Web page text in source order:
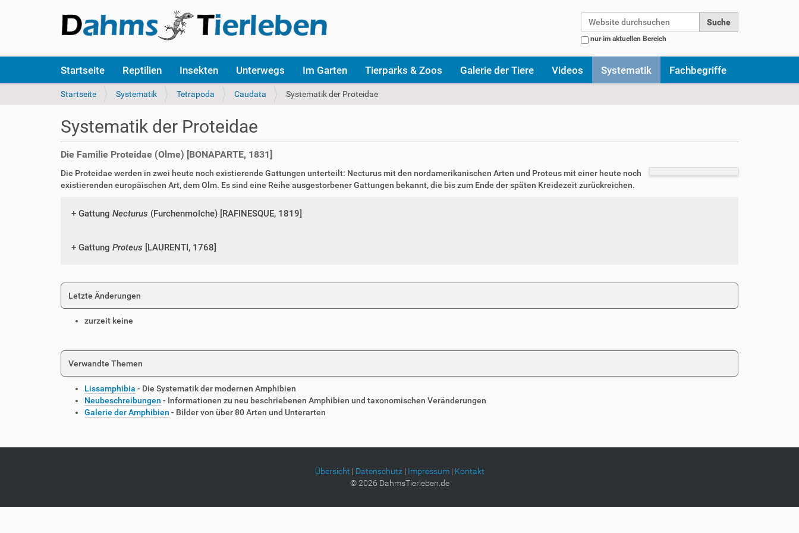
nur im aktuellen Bereich
k
Startseite Reptilien Insekten Unterwegs Im Garten Tierparks & Zoos Galerie der Tiere Videos Systematik Fachbegriffe
S
s
i
n
h
i
Startseite Systematik Tetrapoda Caudata Systematik der Proteidae
Systematik der Proteidae
Die Familie Proteidae (Olme) [BONAPARTE, 1831]
Die Proteidae werden in zwei heute noch existierende Gattungen unterteilt: Necturus mit den nordamerikanischen Arten und Proteus mit einer heute noch
existierenden europäischen Art, dem Olm. Es sind eine Reihe ausgestorbener Gattungen bekannt, die bis zum Ende der späten Kreidezeit zurückreichen.
Gattung Necturus (Furchenmolche) [RAFINESQUE, 1819]
Gattung Proteus [LAURENTI, 1768]
Letzte Änderungen
zurzeit keine
Verwandte Themen
Lissamphibia - Die Systematik der modernen Amphibien
Neubeschreibungen - Informationen zu neu beschriebenen Amphibien und taxonomischen Veränderungen
Galerie der Amphibien - Bilder von über 80 Arten und Unterarten
Übersicht | Datenschutz | Impressum| Kontakt
©2026 DahmsTierleben.de